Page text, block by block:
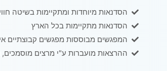
הסדנאות מיוחדות ומתקיימות בשיטה
הסדנאות מתקיימות בכל הארץ
המפגשים מבוססות מפגשים קבוצתיים
ההרצאות מועברות ע"י מרצים